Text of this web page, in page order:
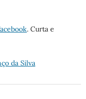
. Curta e
da Silva